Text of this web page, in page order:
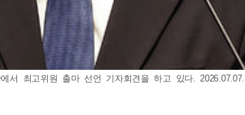
서 최고위원 출마 선언 기자회견을 하고 있다. 2026.07.07.